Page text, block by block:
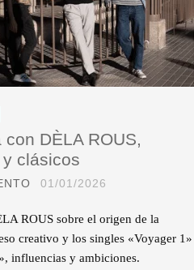
DÈLA ROUS,
clásicos
01/01/2026
ROUS sobre el origen de la
creativo y los singles «Voyager 1»
influencias y ambiciones.